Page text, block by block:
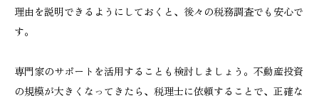
理由を説明できるようにしておくと、後々の税務調査でも安心で
す。
専門家のサポートを活用することも検討しましょう。不動産投資
の規模が大きくなってきたら、税理士に依頼することで、正確な